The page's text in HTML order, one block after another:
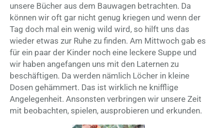
unsere Bücher aus dem Bauwagen betrachten. Da
können wir oft gar nicht genug kriegen und wenn der
Tag doch mal ein wenig wild wird, so hilft uns das
wieder etwas zur Ruhe zu finden. Am Mittwoch gab es
für ein paar der Kinder noch eine leckere Suppe und
wir haben angefangen uns mit den Laternen zu
beschäftigen. Da werden nämlich Löcher in kleine
Dosen gehämmert. Das ist wirklich ne knifflige
Angelegenheit. Ansonsten verbringen wir unsere Zeit
mit beobachten, spielen, ausprobieren und erkunden.